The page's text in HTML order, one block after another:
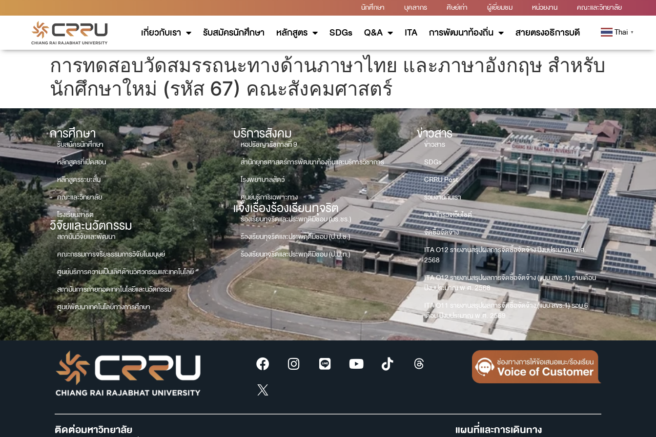
นักศึกษา บุคลากร ศิษย์เก่า ผู้เยี่ยมชม หน่วยงาน คณะและวิทยาลัย
เกี่ยวกับเรา รับสมัครนักศึกษา หลักสูตร SDGs Q&A ITA การพัฒนาท้องถิ่น สายตรงอธิการบดี Thai ▼
การทดสอบวัดสมรรถนะทางด้านภาษาไทย และภาษาอังกฤษ สำหรับ
นักศึกษาใหม่ (รหัส 67) คณะสังคมศาสตร์
การศึกษา
รับสมัครนักศึกษา
หลักสูตรที่เปิดสอน
หลักสูตรระยะสั้น
คณะและวิทยาลัย
โรงเรียนสาธิต
วิจัยและนวัตกรรม
สถาบันวิจัยและพัฒนา
คณะกรรมการจริยธรรมการวิจัยในมนุษย์
ศูนย์บริการความเป็นเลิศด้านวิศวกรรมและเทคโนโลยี
สถาบันการถ่ายทอดเทคโนโลยีและนวัตกรรม
ศูนย์พัฒนาเทคโนโลยีทางการศึกษา
บริการสังคม
หอปรัชญารัชกาลที่ 9
สำนักยุทธศาสตร์การพัฒนาท้องถิ่นและบริการวิชาการ
โรงพยาบาลสัตว์
ศูนย์บริการเฉพาะทาง
แจ้งเรื่องร้องเรียนทุจริต
ร้องเรียนทุจริตและประพฤติมิชอบ (มร.ชร.)
ร้องเรียนทุจริตและประพฤติมิชอบ (ป.ป.ช.)
ร้องเรียนทุจริตและประพฤติมิชอบ (ป.ป.ท.)
ข่าวสาร
ข่าวสาร
SDGs
CRRU Post
ร่วมงานกับเรา
แบบสำรวจเว็บไซต์
จัดซื้อจัดจ้าง
ITA O12 รายงานสรุปผลการจัดซื้อจัดจ้าง ปีงบประมาณ พ.ศ.
2568
ITA O12 รายงานสรุปผลการจัดซื้อจัดจ้าง (แบบ สขร.1) รายเดือน
ปีงบประมาณ พ.ศ. 2568
ITA O11 รายงานสรุปผลการจัดซื้อจัดจ้าง (แบบ สขร.1) รอบ 6
เดือน ปีงบประมาณ พ.ศ. 2569
ติดต่อมหาวิทยาลัย แผนที่และการเดินทาง